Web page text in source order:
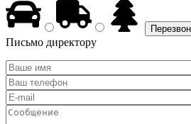
Письмо директору